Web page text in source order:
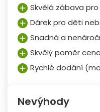
Skvělá zábava
Dárek pro děti
Snadná a
Skvělý poměr
Rychlé dodání
Nevýhody